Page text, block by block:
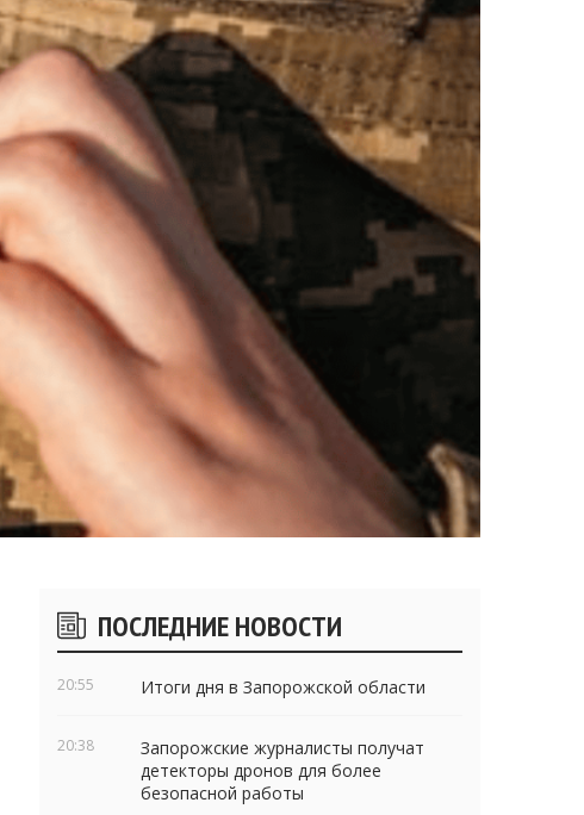
Боковые
виджеты
ПОСЛЕДНИЕ НОВОСТИ
20:55 Итоги дня в Запорожской области
20:38
Запорожские журналисты получат
детекторы дронов для более
безопасной работы